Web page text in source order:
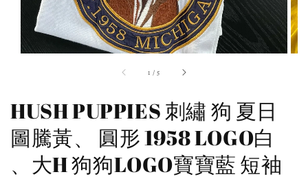
1 /5
HUSH PUPPIES 刺繡 狗 夏日
圖騰黃、 圓形 1958 LOGO白
、大H 狗狗LOGO寶寶藍 短袖